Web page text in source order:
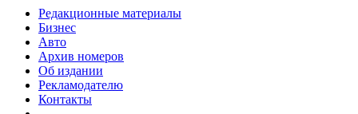
Редакционные материалы
Бизнес
Авто
Архив номеров
Об издании
Рекламодателю
Контакты